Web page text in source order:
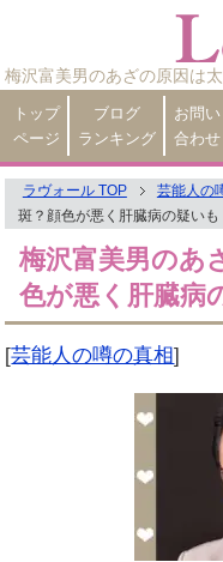
梅沢富美男のあざの原因は
トップ
ページ
ブログ
ランキング
お問い
合わせ
ラヴォール TOP 芸能人の
斑？顔色が悪く肝臓病の疑いも
梅沢富美男のあ
色が悪く肝臓病
[芸能人の噂の真相]